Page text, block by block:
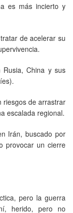
es más incierto y
de acelerar su
China y sus
riesgos de arrastrar
escalada regional.
Irán, buscado por
provocar un cierre
pero la guerra
herido, pero no